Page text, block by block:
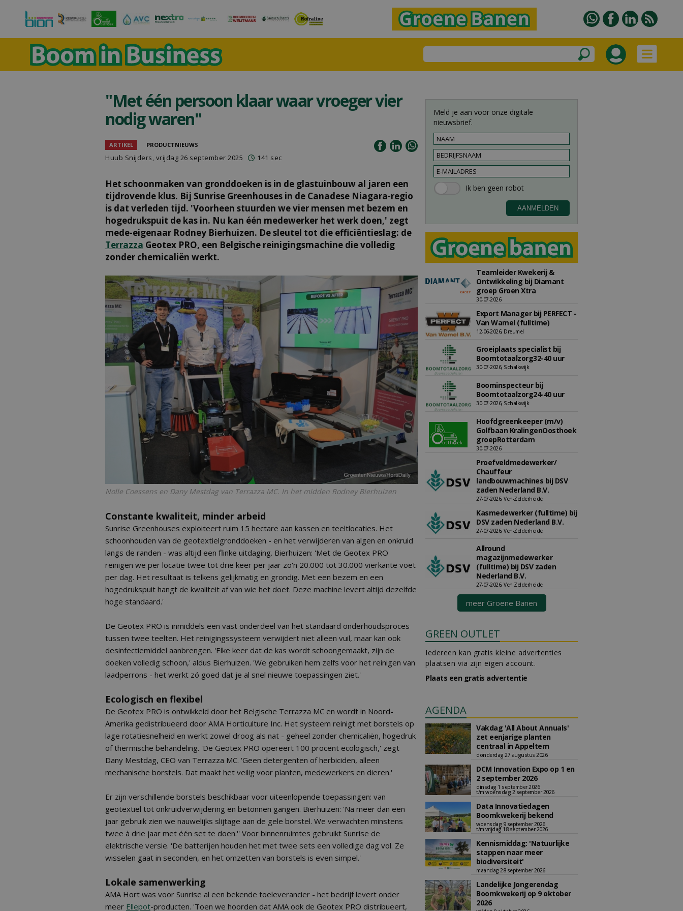
"Met één persoon klaar waar vroeger vier
nodig waren"
ARTIKEL PRODUCTNIEUWS
Huub Snijders, vrijdag 26 september 2025 141 sec
Het schoonmaken van gronddoeken is in de glastuinbouw al jaren een
tijdrovende klus. Bij Sunrise Greenhouses in de Canadese Niagara-regio
is dat verleden tijd. 'Voorheen stuurden we vier mensen met bezem en
hogedrukspuit de kas in. Nu kan één medewerker het werk doen,' zegt
mede-eigenaar Rodney Bierhuizen. De sleutel tot die efficiëntieslag: de
Terrazza Geotex PRO, een Belgische reinigingsmachine die volledig
zonder chemicaliën werkt.
Nolle Coessens en Dany Mestdag van Terrazza MC. In het midden Rodney Bierhuizen
Constante kwaliteit, minder arbeid
Sunrise Greenhouses exploiteert ruim 15 hectare aan kassen en teeltlocaties. Het
schoonhouden van de geotextielgronddoeken - en het verwijderen van algen en onkruid
langs de randen - was altijd een flinke uitdaging. Bierhuizen: 'Met de Geotex PRO
reinigen we per locatie twee tot drie keer per jaar zo'n 20.000 tot 30.000 vierkante voet
per dag. Het resultaat is telkens gelijkmatig en grondig. Met een bezem en een
hogedrukspuit hangt de kwaliteit af van wie het doet. Deze machine levert altijd dezelfde
hoge standaard.'
De Geotex PRO is inmiddels een vast onderdeel van het standaard onderhoudsproces
tussen twee teelten. Het reinigingssysteem verwijdert niet alleen vuil, maar kan ook
desinfectiemiddel aanbrengen. 'Elke keer dat de kas wordt schoongemaakt, zijn de
doeken volledig schoon,' aldus Bierhuizen. 'We gebruiken hem zelfs voor het reinigen van
laadperrons - het werkt zó goed dat je al snel nieuwe toepassingen ziet.'
Ecologisch en flexibel
De Geotex PRO is ontwikkeld door het Belgische Terrazza MC en wordt in Noord-
Amerika gedistribueerd door AMA Horticulture Inc. Het systeem reinigt met borstels op
lage rotatiesnelheid en werkt zowel droog als nat - geheel zonder chemicaliën, hogedruk
of thermische behandeling. 'De Geotex PRO opereert 100 procent ecologisch,' zegt
Dany Mestdag, CEO van Terrazza MC. 'Geen detergenten of herbiciden, alleen
mechanische borstels. Dat maakt het veilig voor planten, medewerkers en dieren.'
Er zijn verschillende borstels beschikbaar voor uiteenlopende toepassingen: van
geotextiel tot onkruidverwijdering en betonnen gangen. Bierhuizen: 'Na meer dan een
jaar gebruik zien we nauwelijks slijtage aan de gele borstel. We verwachten minstens
twee à drie jaar met één set te doen.'' Voor binnenruimtes gebruikt Sunrise de
elektrische versie. 'De batterijen houden het met twee sets een volledige dag vol. Ze
wisselen gaat in seconden, en het omzetten van borstels is even simpel.'
Lokale samenwerking
AMA Hort was voor Sunrise al een bekende toeleverancier - het bedrijf levert onder
meer Ellepot-producten. 'Toen we hoorden dat AMA ook de Geotex PRO distribueert,
Meld je aan voor onze digitale
nieuwsbrief.
Teamleider Kwekerij &
Ontwikkeling bij Diamant
groep Groen Xtra
30-07-2026
Export Manager bij PERFECT -
Van Wamel (fulltime)
12-06-2026, Dreumel
Groeiplaats specialist bij
Boomtotaalzorg32-40 uur
30-07-2026, Schalkwijk
Boominspecteur bij
Boomtotaalzorg24-40 uur
30-07-2026, Schalkwijk
Hoofdgreenkeeper (m/v)
Golfbaan KralingenOosthoek
groepRotterdam
30-07-2026
Proefveldmedewerker/
Chauffeur
landbouwmachines bij DSV
zaden Nederland B.V.
27-07-2026, Ven-Zelderheide
Kasmedewerker (fulltime) bij
DSV zaden Nederland B.V.
27-07-2026, Ven-Zelderheide
Allround
magazijnmedewerker
(fulltime) bij DSV zaden
Nederland B.V.
27-07-2026, Ven Zelderheide
meer Groene Banen
GREEN OUTLET
Iedereen kan gratis kleine advertenties
plaatsen via zijn eigen account.
Plaats een gratis advertentie
AGENDA
Vakdag 'All About Annuals'
zet eenjarige planten
centraal in Appeltern
donderdag 27 augustus 2026
DCM Innovation Expo op 1 en
2 september 2026
dinsdag 1 september 2026
t/m woensdag 2 september 2026
Data Innovatiedagen
Boomkwekerij bekend
woensdag 9 september 2026
t/m vrijdag 18 september 2026
Kennismiddag: 'Natuurlijke
stappen naar meer
biodiversiteit'
maandag 28 september 2026
Landelijke Jongerendag
Boomkwekerij op 9 oktober
2026